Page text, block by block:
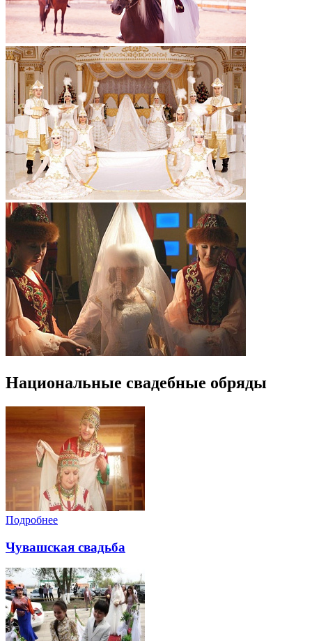
Национальные свадебные обряды
Подробнее
Чувашская свадьба